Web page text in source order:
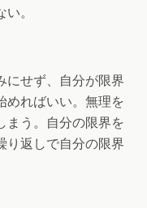
。
にせず、自分が限界
めればいい。無理を
まう。自分の限界を
り返しで自分の限界